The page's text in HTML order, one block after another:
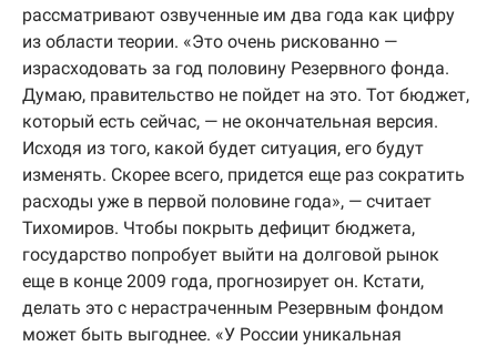
рассматривают озвученные им два года как цифру
из области теории. «Это очень рискованно —
израсходовать за год половину Резервного фонда.
Думаю, правительство не пойдет на это. Тот бюджет,
который есть сейчас, — не окончательная версия.
Исходя из того, какой будет ситуация, его будут
изменять. Скорее всего, придется еще раз сократить
расходы уже в первой половине года», — считает
Тихомиров. Чтобы покрыть дефицит бюджета,
государство попробует выйти на долговой рынок
еще в конце 2009 года, прогнозирует он. Кстати,
делать это с нерастраченным Резервным фондом
может быть выгоднее. «У России уникальная